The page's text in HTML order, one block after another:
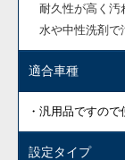
耐久性が高く汚
水や中性洗剤で
適合車種
・汎用品ですの
設定タイプ